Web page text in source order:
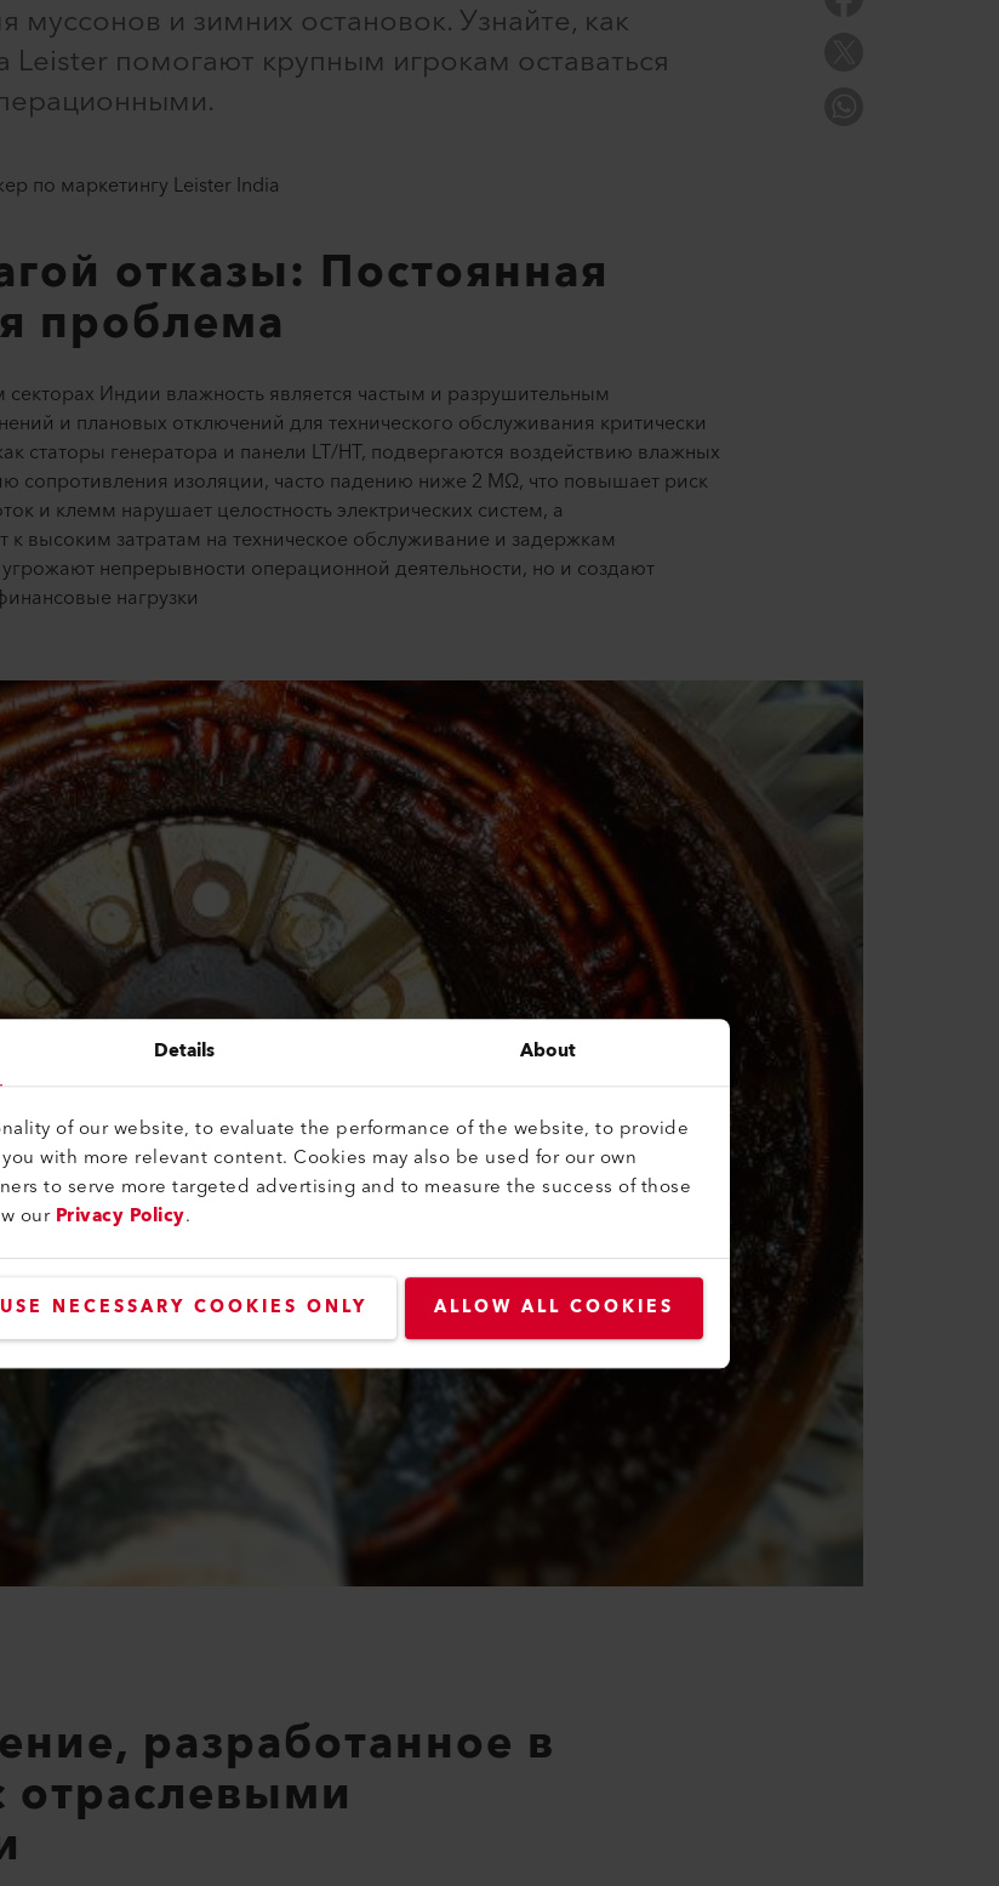
Details About
of our website, to evaluate the performance of the website, to provide
with more relevant content. Cookies may also be used for our own
to serve more targeted advertising and to measure the success of those
ourPrivacy Policy.
USE NECESSARY COOKIES ONLY ALLOW ALL COOKIES
и зимних остановок. Узнайте, как
Leister помогают крупным игрокам оставаться
по маркетингу Leister India
отказы: Постоянная
проблема
секторах Индии влажность является частым и разрушительным
и плановых отключений для технического обслуживания критически
статоры генератора и панели LT/HT, подвергаются воздействию влажных
сопротивления изоляции, часто падению ниже 2 MΩ, что повышает риск
и клемм нарушает целостность электрических систем, а
высоким затратам на техническое обслуживание и задержкам
непрерывности операционной деятельности, но и создают
нагрузки
разработанное в
отраслевыми